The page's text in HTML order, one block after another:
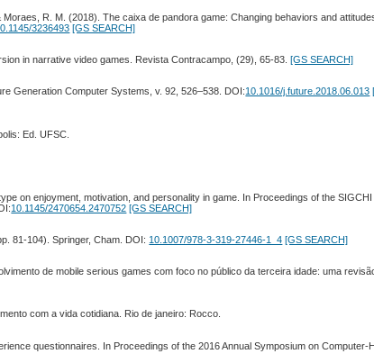
R. M. (2018). The caixa de pandora game: Changing behaviors and
3236493 [GS SEARCH]
in narrative video games. Revista Contracampo, (29), 65-83.[GS SEARCH]
Generation Computer Systems, v. 92, 526–538. DOI:10.1016/j.future.2018.06.013
Ed. UFSC.
on enjoyment, motivation, and personality in game. In Proceedings of the SIGCHI
10.1145/2470654.2470752 [GS SEARCH]
81-104). Springer, Cham. DOI: 10.1007/978-3-319-27446-1_4 [GS SEARCH]
de mobile serious games com foco no público da terceira idade: uma
com a vida cotidiana. Rio de janeiro: Rocco.
questionnaires. In Proceedings of the 2016 Annual Symposium on Computer-